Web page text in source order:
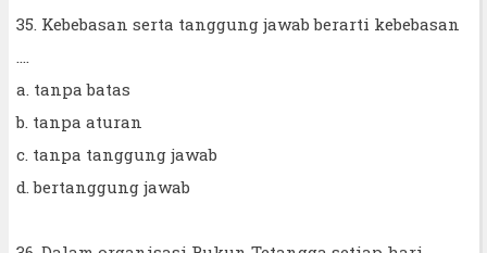
35. Kebebasan serta tanggung jawab berarti kebebasan
a. tanpa batas
b. tanpa aturan
c. tanpa tanggung jawab
d. bertanggung jawab